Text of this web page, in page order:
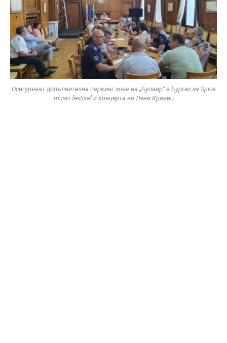
Осигуряват допълнителна паркинг зона на „Булаир“ в Бургас за Spice
music festival и концерта на Лени Кравиц